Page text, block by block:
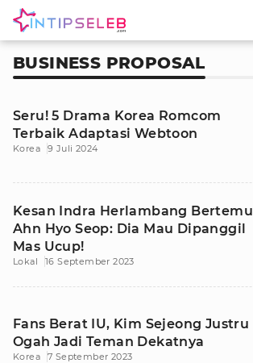
BUSINESS PROPOSAL
Seru! 5 Drama Korea Romcom
Terbaik Adaptasi Webtoon
Korea 9 Juli 2024
Kesan Indra Herlambang Bertemu
Ahn Hyo Seop: Dia Mau Dipanggil
Mas Ucup!
Lokal 16 September 2023
Fans Berat IU, Kim Sejeong Justru
Ogah Jadi Teman Dekatnya
Korea 7 September 2023